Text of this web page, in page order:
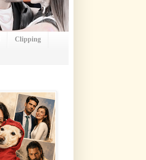
Clipping